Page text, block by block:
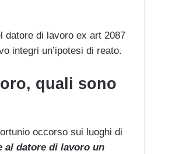
datore di lavoro ex art 2087
integri un’ipotesi di reato.
quali sono
occorso sui luoghi di
al datore di lavoro un